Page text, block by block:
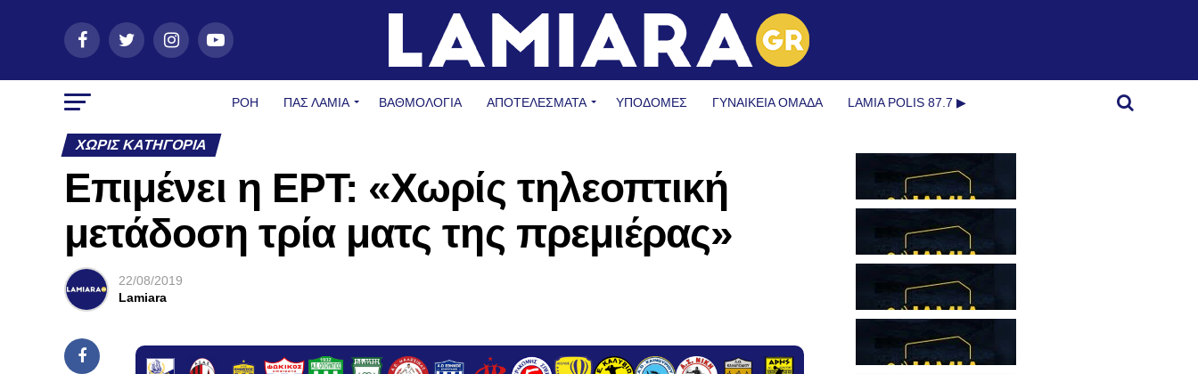
ΡΟΗ ΠΑΣ ΛΑΜΊΑ ΒΑΘΜΟΛΟΓΙΑ ΑΠΟΤΕΛΕΣΜΑΤΑ ΥΠΟΔΟΜΈΣ ΓΥΝΑΙΚΕΊΑ ΟΜΆΔΑ LAMIA POLIS 87.7 ▶︎
ΧΩΡΊΣ ΚΑΤΗΓΟΡΊΑ
Επιμένει η ΕΡΤ: «Χωρίς τηλεοπτική
μετάδοση τρία ματς της πρεμιέρας»
22/08/2019
Lamiara